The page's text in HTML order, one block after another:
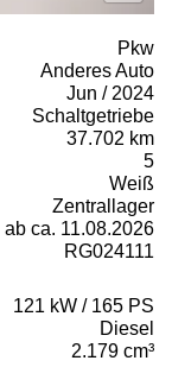
Pkw
Anderes Auto
Jun / 2024
Schaltgetriebe
37.702 km
5
Weiß
Zentrallager
ab ca. 11.08.2026
RG024111
121 kW / 165 PS
Diesel
2.179 cm³